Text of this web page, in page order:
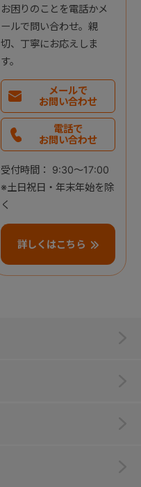
お困りのことを電話かメ
ールで問い合わせ。親
切、丁寧にお応えしま
す。
メールで
お問い合わせ
電話で
お問い合わせ
受付時間： 9:30～17:00
※土日祝日・年末年始を除
く
詳しくはこちら